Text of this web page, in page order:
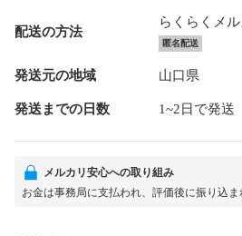
配送の方法
らくらくメ
匿名配送
発送元の地域 山口県
発送までの日数 1~2日で発送
メルカリ安心への取り組み
お金は事務局に支払われ、評価後に振り込ま